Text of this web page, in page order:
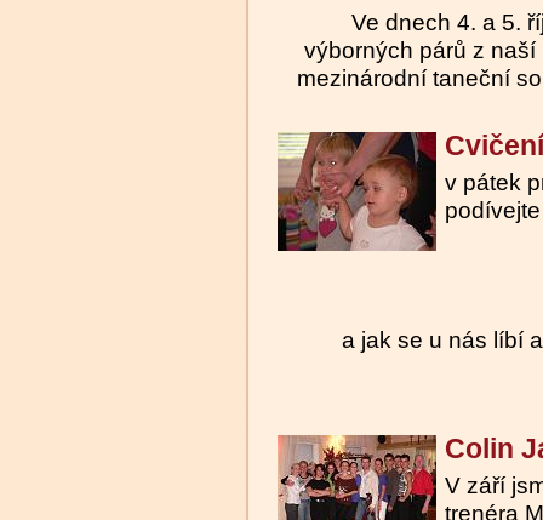
Ve dnech 4. a 5.
výborných párů z
mezinárodní taneční
v pátek
a jak se u nás líbí
Colin
V září
trenéra